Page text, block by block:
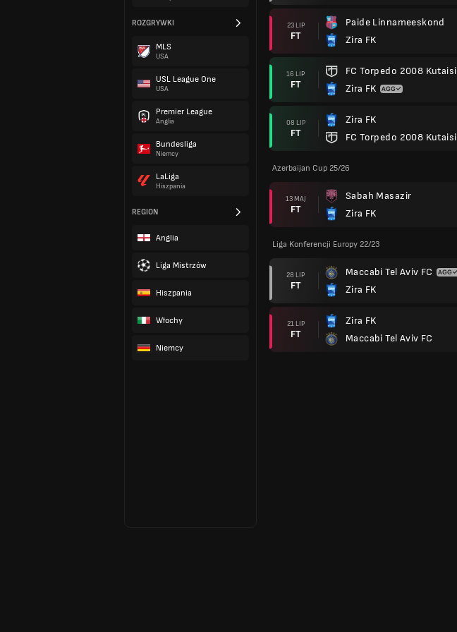
ROZGRYWKI
MLS
USA
USL League One
USA
Premier League
Anglia
Bundesliga
Niemcy
LaLiga
Hiszpania
REGION
Anglia
Liga Mistrzów
Hiszpania
Włochy
Niemcy
23 LIP
FT
Paide Linnameeskond
Zira FK
16 LIP
FT
FC Torpedo 2008 Kutaisi
Zira FK
08 LIP
FT
Zira FK
FC Torpedo 2008 Kutaisi
Azerbaijan Cup 25/26
13 MAJ
FT
Sabah Masazir
Zira FK
Liga Konferencji Europy 22/23
28 LIP
FT
Maccabi Tel Aviv FC
Zira FK
21 LIP
FT
Zira FK
Maccabi Tel Aviv FC